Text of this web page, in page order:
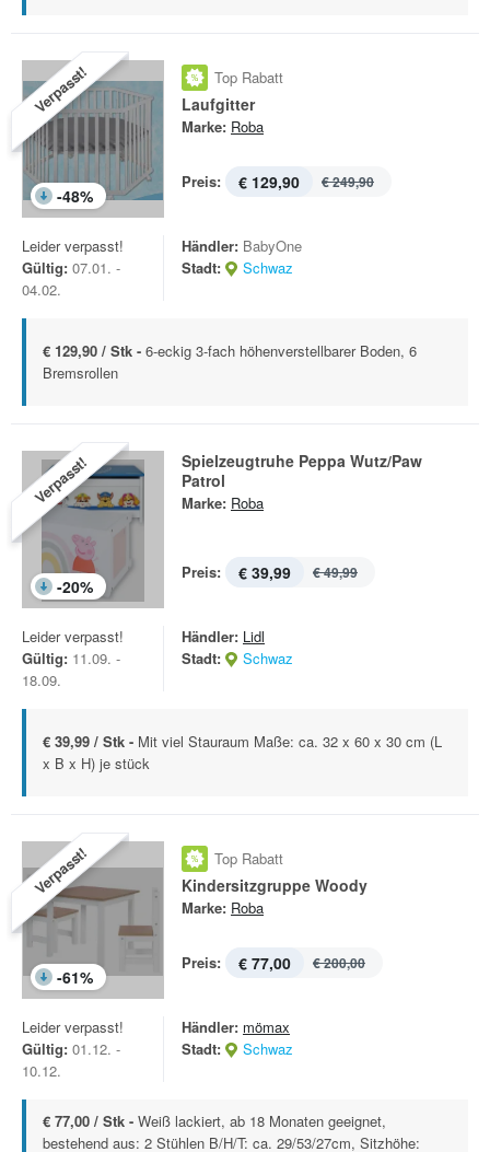
Verpasst!
-48%
Top Rabatt
Laufgitter
Marke: Roba
Preis: € 129,90 € 249,90
Leider verpasst!
Gültig: 07.01. -
04.02.
Händler: BabyOne
Stadt:
Schwaz
€ 129,90 / Stk - 6-eckig 3-fach höhenverstellbarer Boden, 6
Bremsrollen
Verpasst!
-20%
Spielzeugtruhe Peppa Wutz/Paw
Patrol
Marke: Roba
Preis: € 39,99 € 49,99
Leider verpasst!
Gültig: 11.09. -
18.09.
Händler: Lidl
Stadt:
Schwaz
€ 39,99 / Stk - Mit viel Stauraum Maße: ca. 32 x 60 x 30 cm (L
x B x H) je stück
Verpasst!
-61%
Top Rabatt
Kindersitzgruppe Woody
Marke: Roba
Preis: € 77,00 € 200,00
Leider verpasst!
Gültig: 01.12. -
10.12.
Händler: mömax
Stadt:
Schwaz
€ 77,00 / Stk - Weiß lackiert, ab 18 Monaten geeignet,
bestehend aus: 2 Stühlen B/H/T: ca. 29/53/27cm, Sitzhöhe: